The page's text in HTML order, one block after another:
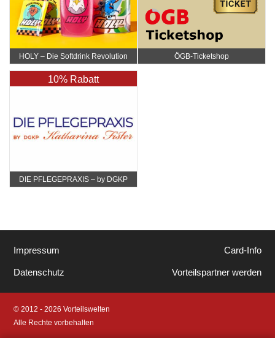
HOLY – Die Softdrink Revolution ÖGB-Ticketshop
10% Rabatt
DIE PFLEGEPRAXIS – by DGKP
Impressum
Datenschutz
Card-Info
Vorteilspartner werden
© 2012 - 2026 Vorteilswelten
Alle Rechte vorbehalten